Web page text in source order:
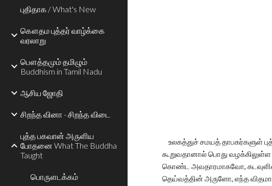
புதிதாக / What's New
கௌதம புத்தர் வாழ்க்கை
வரலாறு
பௌத்தமும் தமிழும்
Buddhism in Tamil Nadu
ஆசிய ஜோதி
சிறந்த வினா - சிறந்த விடை
புத்த பகவான் அருளிய
போதனை What The Buddha
Taught
பொருளடக்கம்
உலகத்துச் சமயத் தாபகர்களுள்
கூறுவதானால் பொது
கொண்ட அவதாரமாகவோ, கடவுளின்
தெய்வத்தின் அருளோ, எந்த